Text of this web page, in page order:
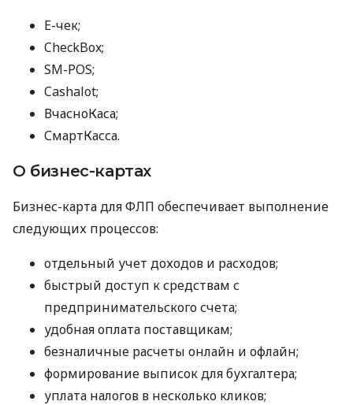
E-чек;
CheckBox;
SM-POS;
Cashalot;
ВчасноКаса;
СмартКасса.
О бизнес-картах
Бизнес-карта для ФЛП обеспечивает выполнение
следующих процессов:
отдельный учет доходов и расходов;
быстрый доступ к средствам с
предпринимательского счета;
удобная оплата поставщикам;
безналичные расчеты онлайн и офлайн;
формирование выписок для бухгалтера;
уплата налогов в несколько кликов;